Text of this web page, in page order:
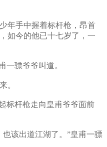
手中握着标杆枪，昂首
如今的他已十七岁了，一
骠爷爷叫道。
。
杆枪走向皇甫爷爷面前
该出道江湖了。”皇甫一骠